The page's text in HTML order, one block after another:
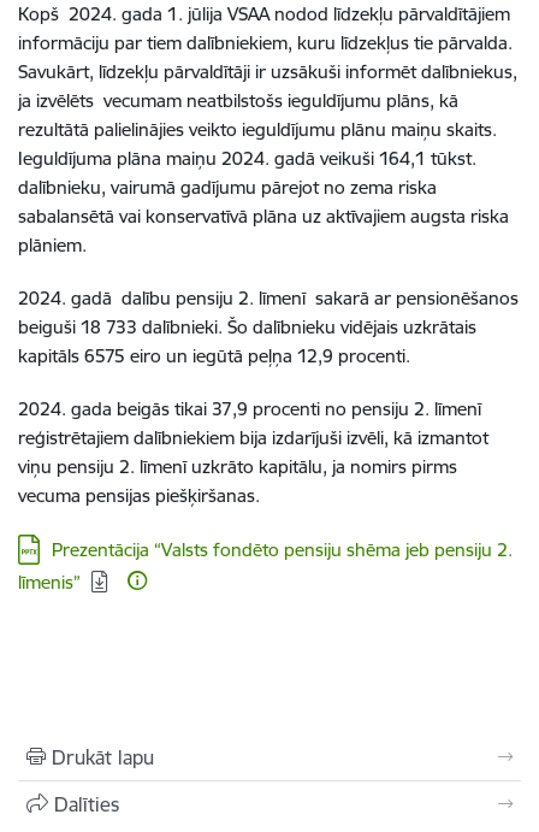
Kopš 2024. gada 1. jūlija VSAA nodod līdzekļu pārvaldītājiem
informāciju par tiem dalībniekiem, kuru līdzekļus tie pārvalda.
Savukārt, līdzekļu pārvaldītāji ir uzsākuši informēt dalībniekus,
ja izvēlēts vecumam neatbilstošs ieguldījumu plāns, kā
rezultātā palielinājies veikto ieguldījumu plānu maiņu skaits.
Ieguldījuma plāna maiņu 2024. gadā veikuši 164,1 tūkst.
dalībnieku, vairumā gadījumu pārejot no zema riska
sabalansētā vai konservatīvā plāna uz aktīvajiem augsta riska
plāniem.
2024. gadā dalību pensiju 2. līmenī sakarā ar pensionēšanos
beiguši 18 733 dalībnieki. Šo dalībnieku vidējais uzkrātais
kapitāls 6575 eiro un iegūtā peļņa 12,9 procenti.
2024. gada beigās tikai 37,9 procenti no pensiju 2. līmenī
reģistrētajiem dalībniekiem bija izdarījuši izvēli, kā izmantot
viņu pensiju 2. līmenī uzkrāto kapitālu, ja nomirs pirms
vecuma pensijas piešķiršanas.
Lejupielādēt:
Prezentācija “Valsts fondēto pensiju shēma jeb pensiju 2.
līmenis”
Drukāt lapu
Dalīties